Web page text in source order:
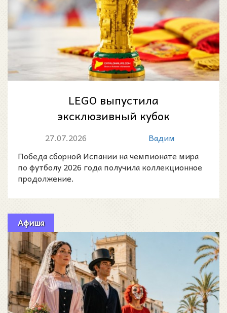
LEGO выпустила
эксклюзивный кубок
чемпионов мира в честь
победы Испании на ЧМ-2026
27.07.2026
Вадим
Победа сборной Испании на чемпионате мира
по футболу 2026 года получила коллекционное
продолжение.
Афиша